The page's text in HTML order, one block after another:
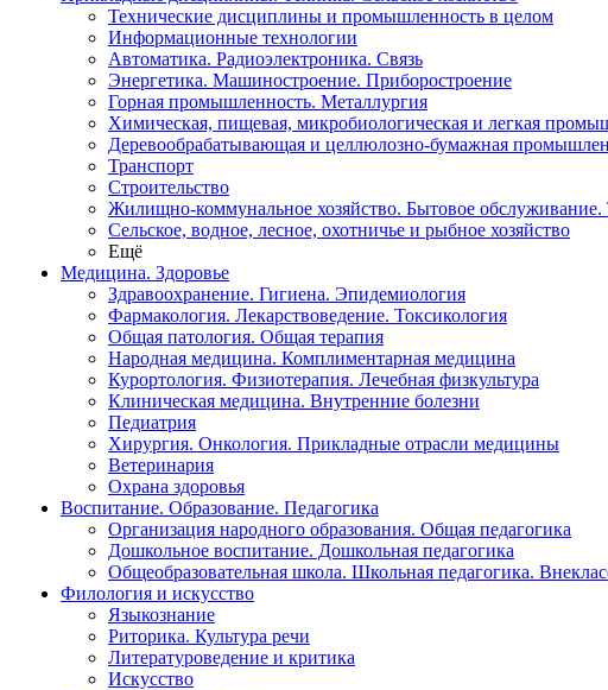
Технические дисциплины и промышленность в целом
Информационные технологии
Автоматика. Радиоэлектроника. Связь
Энергетика. Машиностроение. Приборостроение
Горная промышленность. Металлургия
Химическая, пищевая, микробиологическая и легкая
Деревообрабатывающая и целлюлозно-бумажная
Транспорт
Строительство
Жилищно-коммунальное хозяйство. Бытовое обслуживание.
Сельское, водное, лесное, охотничье и рыбное хозяйство
Ещё
Медицина. Здоровье
Здравоохранение. Гигиена. Эпидемиология
Фармакология. Лекарствоведение. Токсикология
Общая патология. Общая терапия
Народная медицина. Комплиментарная медицина
Курортология. Физиотерапия. Лечебная физкультура
Клиническая медицина. Внутренние болезни
Педиатрия
Хирургия. Онкология. Прикладные отрасли медицины
Ветеринария
Охрана здоровья
Воспитание. Образование. Педагогика
Организация народного образования. Общая педагогика
Дошкольное воспитание. Дошкольная педагогика
Общеобразовательная школа. Школьная педагогика.
Филология и искусство
Языкознание
Риторика. Культура речи
Литературоведение и критика
Искусство